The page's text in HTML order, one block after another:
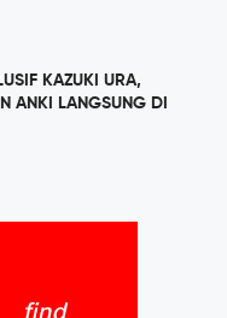
KAZUKI URA,
ANKI LANGSUNG DI